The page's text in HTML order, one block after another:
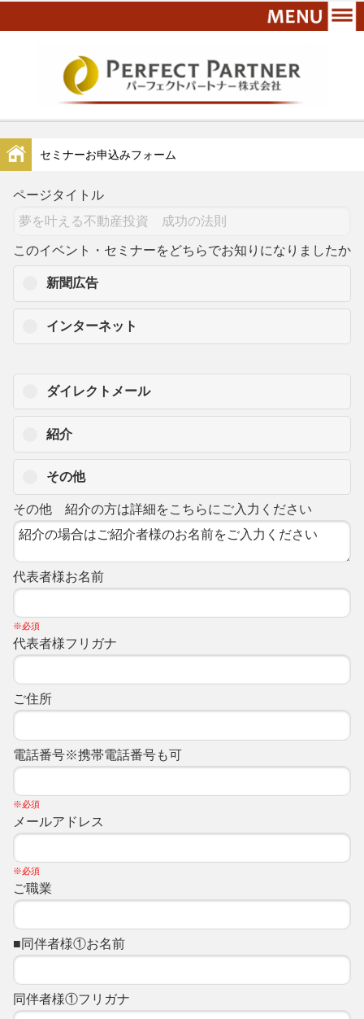
セミナーお申込みフォーム
ページタイトル
このイベント・セミナーをどちらでお知りになりましたか
新聞広告
インターネット
ダイレクトメール
紹介
その他
その他 紹介の方は詳細をこちらにご入力ください
代表者様お名前
※必須
代表者様フリガナ
ご住所
電話番号※携帯電話番号も可
※必須
メールアドレス
※必須
ご職業
■同伴者様①お名前
同伴者様①フリガナ